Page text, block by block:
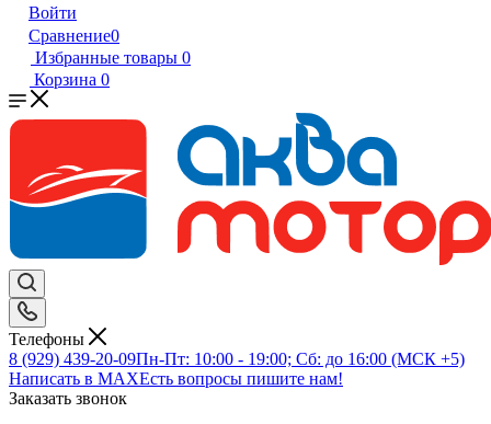
Войти
Сравнение0
Избранные товары 0
Корзина 0
Телефоны
8 (929) 439-20-09Пн-Пт: 10:00 - 19:00; Сб: до 16:00 (МСК +5)
Написать в MAXЕсть вопросы пишите нам!
Заказать звонок